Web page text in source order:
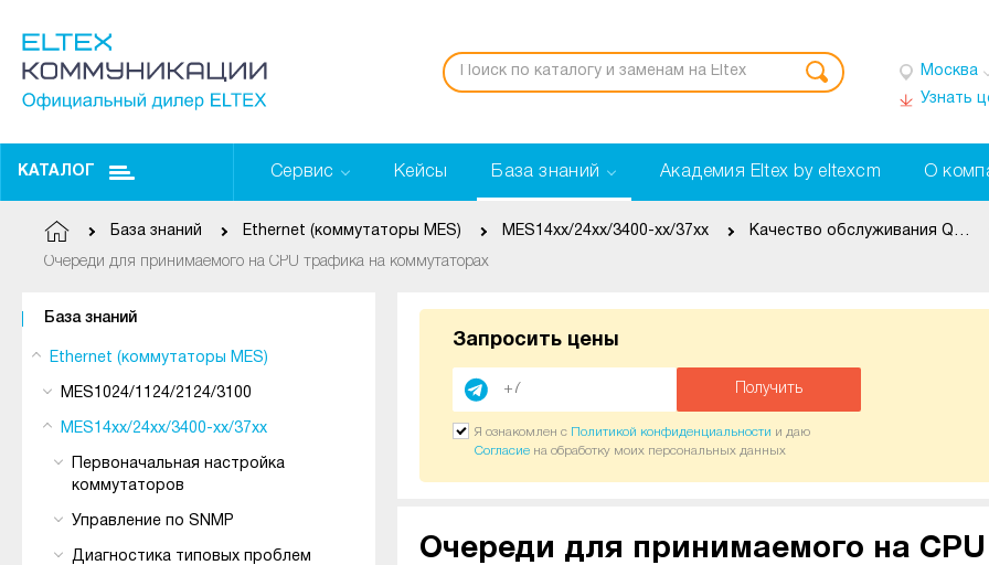
Москва
Узнать
КАТАЛОГ Сервис Кейсы База знаний Академия Eltex by eltexcm О
База знаний Ethernet (коммутаторы MES) MES14xx/24xx/3400-xx/37xx Качество обслуживания QoS
Очереди для принимаемого на CPU трафика на коммутаторах
База знаний
Ethernet (коммутаторы MES)
MES1024/1124/2124/3100
MES14xx/24xx/3400-xx/37xx
Первоначальная настройка
коммутаторов
Управление по SNMP
Диагностика типовых проблем
Запросить цены
Получить
Я ознакомлен с Политикой конфиденциальности и даю
Согласие на обработку моих персональных данных
Очереди для принимаемого на